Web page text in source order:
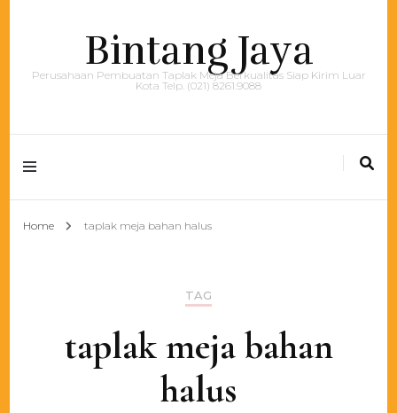
Bintang Jaya
Perusahaan Pembuatan Taplak Meja Berkualitas Siap Kirim Luar
Kota Telp. (021) 8261.9088
Home taplak meja bahan halus
TAG
taplak meja bahan
halus